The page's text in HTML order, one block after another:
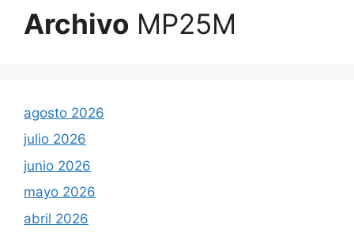
Archivo MP25M
agosto 2026
julio 2026
junio 2026
mayo 2026
abril 2026